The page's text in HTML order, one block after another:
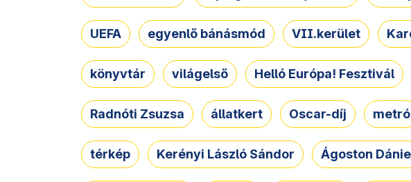
UEFA egyenlő bánásmód VII.kerület
könyvtár világelső Helló Európa! Fesztivál
Radnóti Zsuzsa állatkert Oscar-díj metró
térkép Kerényi László Sándor Ágoston